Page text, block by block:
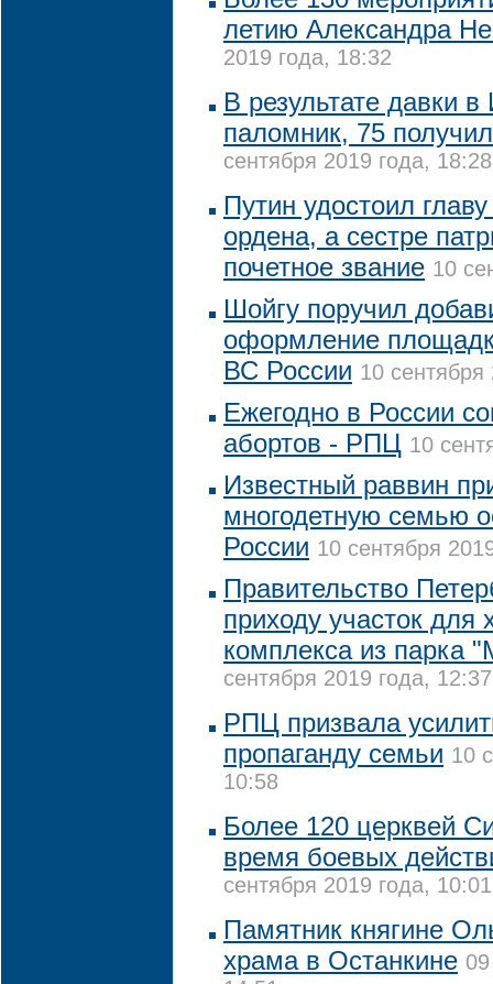
летию Александра
2019 года, 18:32
В результате давки
паломник, 75
сентября 2019 года, 18:28
Путин удостоил
ордена, а сестре
почетное звание 10
Шойгу поручил
оформление
ВС России 10
Ежегодно в России
абортов - РПЦ 10
Известный раввин
многодетную семью
России 10 сентября
Правительство
приходу участок для
комплекса из парка
сентября 2019 года, 12:37
РПЦ призвала
пропаганду семьи 10
10:58
Более 120 церквей
время боевых
сентября 2019 года, 10:01
Памятник княгине
храма в Останкине